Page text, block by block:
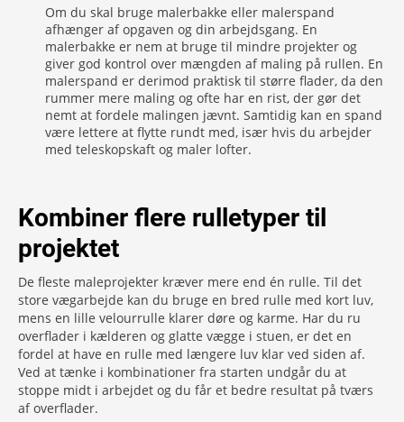
Om du skal bruge malerbakke eller malerspand
afhænger af opgaven og din arbejdsgang. En
malerbakke er nem at bruge til mindre projekter og
giver god kontrol over mængden af maling på rullen. En
malerspand er derimod praktisk til større flader, da den
rummer mere maling og ofte har en rist, der gør det
nemt at fordele malingen jævnt. Samtidig kan en spand
være lettere at flytte rundt med, især hvis du arbejder
med teleskopskaft og maler lofter.
Kombiner flere rulletyper til
projektet
De fleste maleprojekter kræver mere end én rulle. Til det
store vægarbejde kan du bruge en bred rulle med kort luv,
mens en lille velourrulle klarer døre og karme. Har du ru
overflader i kælderen og glatte vægge i stuen, er det en
fordel at have en rulle med længere luv klar ved siden af.
Ved at tænke i kombinationer fra starten undgår du at
stoppe midt i arbejdet og du får et bedre resultat på tværs
af overflader.